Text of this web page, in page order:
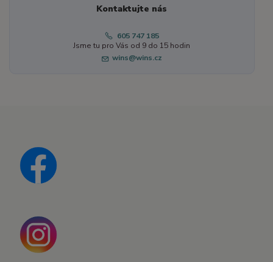
Kontaktujte nás
605 747 185
Jsme tu pro Vás od 9 do 15 hodin
wins@wins.cz